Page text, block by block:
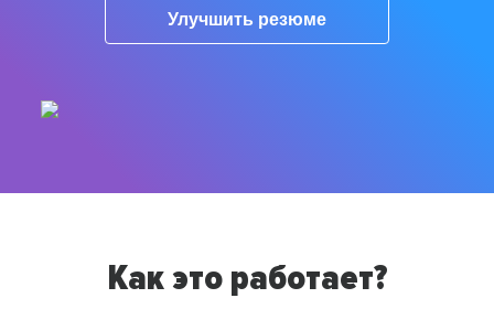
Улучшить резюме
Как это работает?